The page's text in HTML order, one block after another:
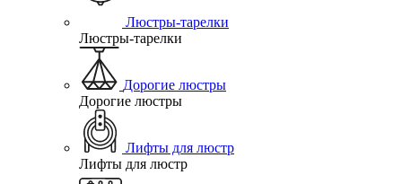
Люстры-тарелки
Люстры-тарелки
Дорогие люстры
Дорогие люстры
Лифты для люстр
Лифты для люстр